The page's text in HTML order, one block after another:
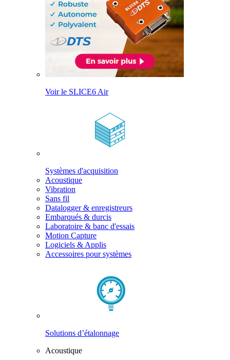
Voir le SLICE6 Air
Systèmes d'acquisition
Acoustique
Vibration
Sans fil
Datalogger & enregistreurs
Embarqués & durcis
Laboratoire & banc d'essais
Motion Capture
Logiciels & Applis
Accessoires pour systèmes
Solutions d’étalonnage
Acoustique